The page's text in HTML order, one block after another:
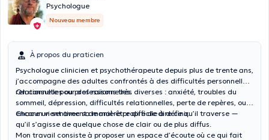
Psychologue
Nouveau membre
À propos du praticien
Psychologue clinicien et psychothérapeute depuis plus de trente ans,
j’accompagne des adultes confrontés à des difficultés personnelles,
relationnelles ou professionnelles.
On consulte pour des raisons très diverses : anxiété, troubles du
sommeil, dépression, difficultés relationnelles, perte de repères, ou
encore un sentiment de mal-être difficile à définir.
Chacun vient avec sa manière propre de dire ce qu’il traverse —
qu’il s’agisse de quelque chose de clair ou de plus diffus.
Mon travail consiste à proposer un espace d’écoute où ce qui fait